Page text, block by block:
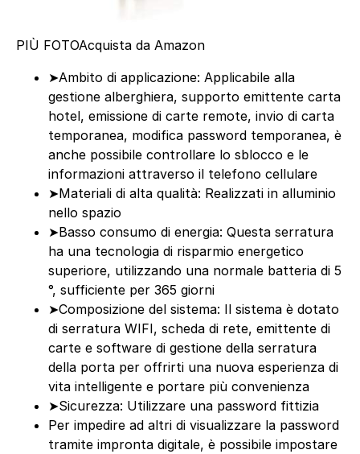
PIÙ FOTOAcquista da Amazon
➤Ambito di applicazione: Applicabile alla
gestione alberghiera, supporto emittente carta
hotel, emissione di carte remote, invio di carta
temporanea, modifica password temporanea, è
anche possibile controllare lo sblocco e le
informazioni attraverso il telefono cellulare
➤Materiali di alta qualità: Realizzati in alluminio
nello spazio
➤Basso consumo di energia: Questa serratura
ha una tecnologia di risparmio energetico
superiore, utilizzando una normale batteria di 5
°, sufficiente per 365 giorni
➤Composizione del sistema: Il sistema è dotato
di serratura WIFI, scheda di rete, emittente di
carte e software di gestione della serratura
della porta per offrirti una nuova esperienza di
vita intelligente e portare più convenienza
➤Sicurezza: Utilizzare una password fittizia
Per impedire ad altri di visualizzare la password
tramite impronta digitale, è possibile impostare